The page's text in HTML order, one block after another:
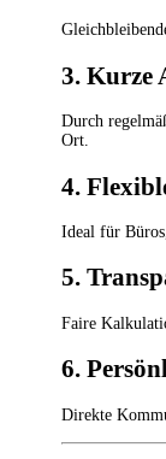
3. Kurze
Durch
Ort.
4.
Ideal für
5.
Faire
6.
Direkte